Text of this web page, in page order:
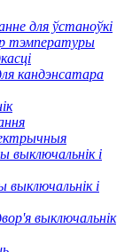
для ўстаноўкі
тэмпературы
кандэнсатара
выключальнік і
выключальнік і
выключальнік